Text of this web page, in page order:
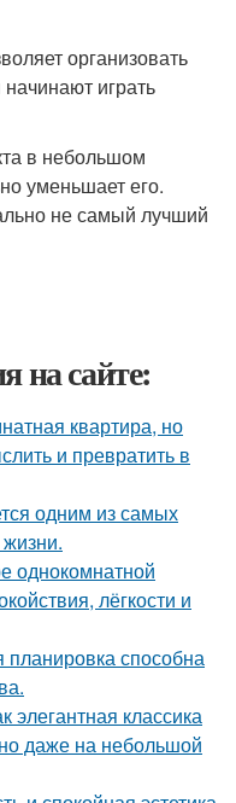
организовать
играть
в небольшом
уменьшает его.
не самый лучший
на сайте:
квартира, но
и превратить в
одним из самых
однокомнатной
лёгкости и
планировка способна
элегантная классика
даже на небольшой